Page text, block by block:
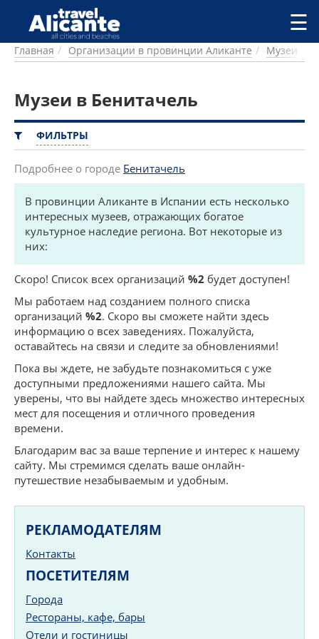
Перейти к основному содержанию
ГОРОДА
ПИТАНИЕ
ПРОЖИВАНИЕ
ПЛЯЖИ
ДОСТОПРИМЕЧАТЕЛЬНОСТИ
КЕМПИНГ
КОМАРКИ (РАЙОНЫ)
РЕЦЕПТЫ
ПРЕДЛОЖЕНИЯ
СТАТЬИ
УСЛУГИ
☰
Главная Организации в провинции Аликанте Музеи
Музеи в Бенитачель
ФИЛЬТРЫ
Подробнее о городе Бенитачель
В провинции Аликанте в Испании есть несколько
интересных музеев, отражающих богатое
культурное наследие региона. Вот некоторые из
них:
Скоро! Список всех организаций %2 будет доступен!
Мы работаем над созданием полного списка
организаций %2. Скоро вы сможете найти здесь
информацию о всех заведениях. Пожалуйста,
оставайтесь на связи и следите за обновлениями!
Пока вы ждете, не забудьте познакомиться с уже
доступными предложениями нашего сайта. Мы
уверены, что вы найдете здесь множество интересных
мест для посещения и отличного проведения
времени.
Благодарим вас за ваше терпение и интерес к нашему
сайту. Мы стремимся сделать ваше онлайн-
путешествие незабываемым и удобным.
РЕКЛАМОДАТЕЛЯМ
Контакты
ПОСЕТИТЕЛЯМ
Города
Рестораны, кафе, бары
Отели и гостиницы